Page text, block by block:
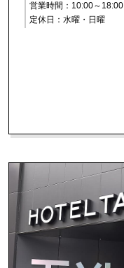
営業時間：10:00～18:00
定休日：水曜・日曜